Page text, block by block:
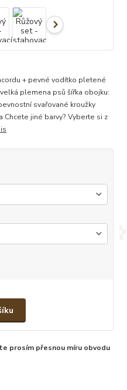
+ pevné vodítko pletené
plemena psů šířka obojku:
svařované kroužky
Chcete jiné barvy? Vyberte si z
prosím přesnou míru obvodu